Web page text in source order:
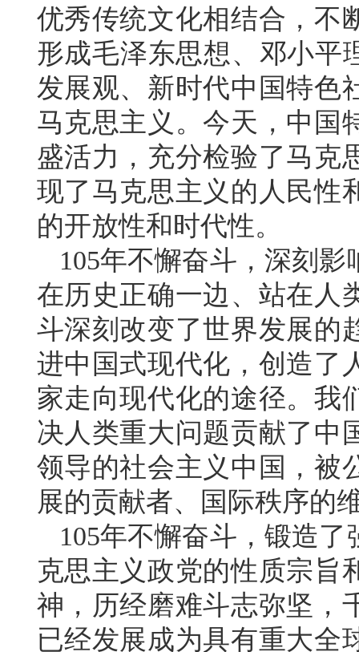
优秀传统文化相结合，不
形成毛泽东思想、邓小平
发展观、新时代中国特色
马克思主义。今天，中国
盛活力，充分检验了马克
现了马克思主义的人民性
的开放性和时代性。
105年不懈奋斗，深刻
在历史正确一边、站在人
斗深刻改变了世界发展的
进中国式现代化，创造了
家走向现代化的途径。我
决人类重大问题贡献了中
领导的社会主义中国，被
展的贡献者、国际秩序的
105年不懈奋斗，锻造
克思主义政党的性质宗旨
神，历经磨难斗志弥坚，
已经发展成为具有重大全